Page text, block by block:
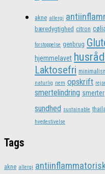
akne allergi
bæredygtighed citron
forstoppelse genbrug
hjemmelavet husråd
Laktosefri
naturlig nem opskrift
smertelindring smerter
sundhed sustainable
hvedestivelse
Tags
akne allergi